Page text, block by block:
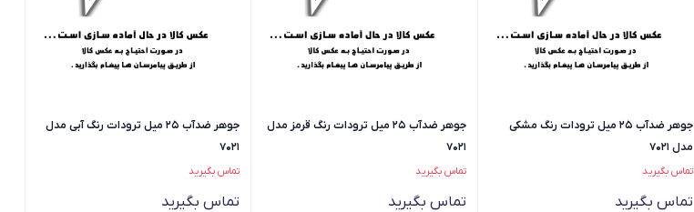
جوهر ضدآب 25 میل ترودات رنگ مشکی
مدل 7021
تماس بگیرید
تماس بگیرید
جوهر ضدآب 25 میل ترودات رنگ قرمز مدل
7021
تماس بگیرید
تماس بگیرید
جوهر ضدآب 25 میل ترودات رنگ آبی مدل
7021
تماس بگیرید
تماس بگیرید